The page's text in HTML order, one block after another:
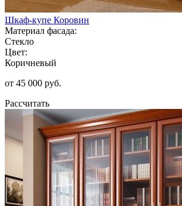
Шкаф-купе Коровин
Материал фасада:
Стекло
Цвет:
Коричневый
от 45 000 руб.
Рассчитать